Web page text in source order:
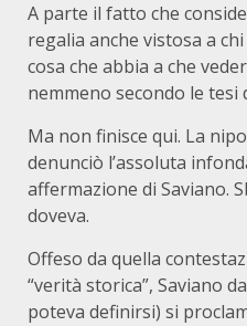
A parte il fatto che
regalia anche vistosa a
cosa che abbia a che
nemmeno secondo le tesi
Ma non finisce qui. La
denunciò l’assoluta
affermazione di Saviano.
doveva.
Offeso da quella
“verità storica”, Saviano
poteva definirsi) si